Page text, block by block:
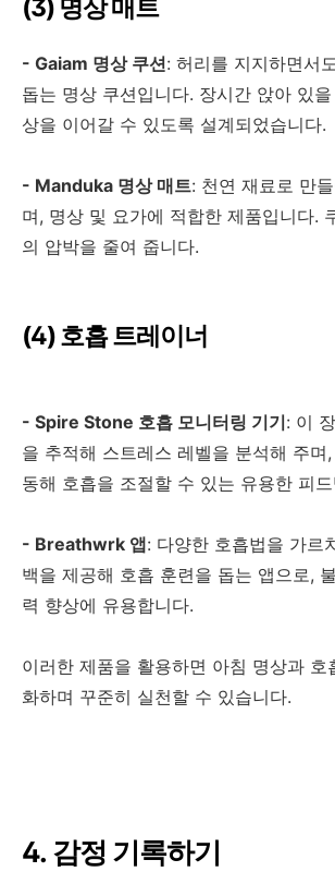
(3) 명상 매트
- Gaiam 명상 쿠션: 허리를 지지하면서
돕는 명상 쿠션입니다. 장시간 앉아 있
상을 이어갈 수 있도록 설계되었습니다.
- Manduka 명상 매트: 천연 재료로 만
며, 명상 및 요가에 적합한 제품입니다.
의 압박을 줄여 줍니다.
(4)호흡 트레이너
- Spire Stone 호흡 모니터링 기기: 이
을 추적해 스트레스 레벨을 분석해 주며,
동해 호흡을 조절할 수 있는 유용한 피
- Breathwrk 앱: 다양한 호흡법을 가르
백을 제공해 호흡 훈련을 돕는 앱으로,
력 향상에 유용합니다.
이러한 제품을 활용하면 아침 명상과 호
화하며 꾸준히 실천할 수 있습니다.
4. 감정 기록하기